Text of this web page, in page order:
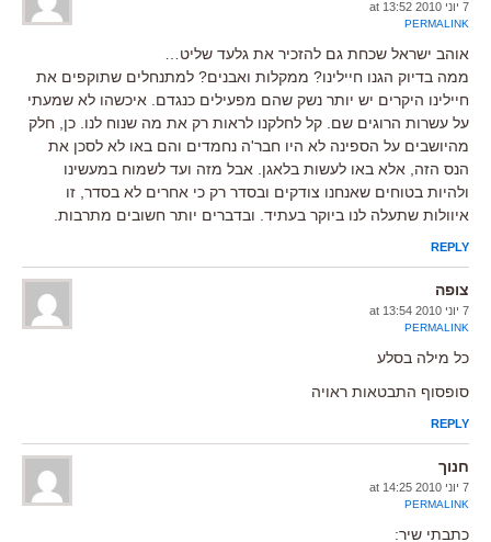
7 יוני 2010 at 13:52
PERMALINK
אוהב ישראל שכחת גם להזכיר את גלעד שליט…
ממה בדיוק הגנו חיילינו? ממקלות ואבנים? למתנחלים שתוקפים את
חיילינו היקרים יש יותר נשק שהם מפעילים כנגדם. איכשהו לא שמעתי
על עשרות הרוגים שם. קל לחלקנו לראות רק את מה שנוח לנו. כן, חלק
מהיושבים על הספינה לא היו חבר'ה נחמדים והם באו לא לסכן את
הנס הזה, אלא באו לעשות בלאגן. אבל מזה ועד לשמוח במעשינו
ולהיות בטוחים שאנחנו צודקים ובסדר רק כי אחרים לא בסדר, זו
איוולות שתעלה לנו ביוקר בעתיד. ובדברים יותר חשובים מתרבות.
REPLY
צופה
7 יוני 2010 at 13:54
PERMALINK
כל מילה בסלע
סופסוף התבטאות ראויה
REPLY
חנוך
7 יוני 2010 at 14:25
PERMALINK
כתבתי שיר: